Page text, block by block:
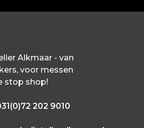
Alkmaar - van
voor messen
stop shop!
202 9010